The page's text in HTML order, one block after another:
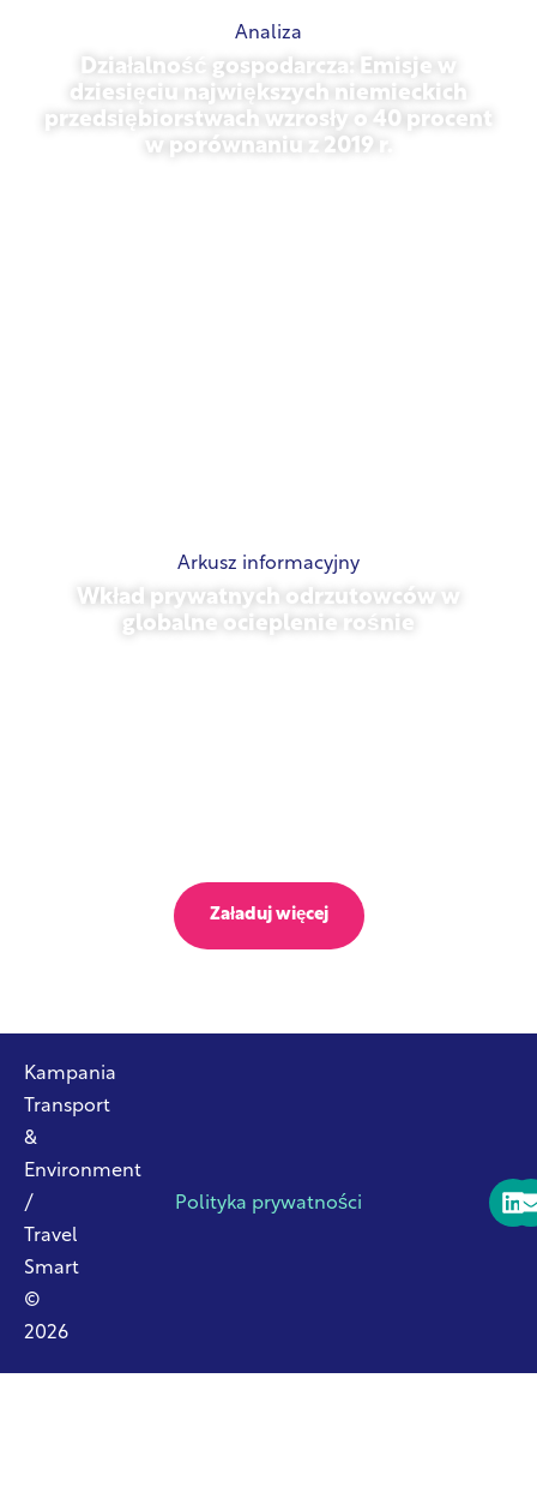
Analiza
Działalność gospodarcza: Emisje w
dziesięciu największych niemieckich
przedsiębiorstwach wzrosły o 40 procent
w porównaniu z 2019 r.
Arkusz informacyjny
Wkład prywatnych odrzutowców w
globalne ocieplenie rośnie
Załaduj więcej
Kampania
Transport
&
Environment
/
Travel
Smart
©
2026
Polityka prywatności